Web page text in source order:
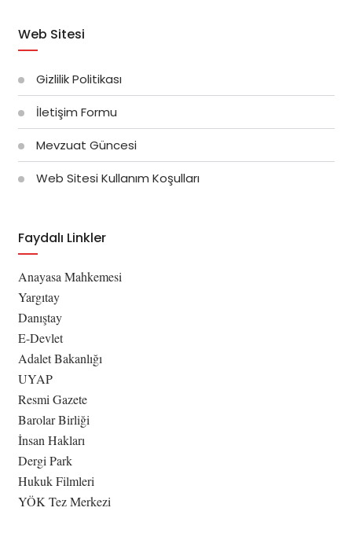
Web Sitesi
Gizlilik Politikası
İletişim Formu
Mevzuat Güncesi
Web Sitesi Kullanım Koşulları
Faydalı Linkler
Anayasa Mahkemesi
Yargıtay
Danıştay
E-Devlet
Adalet Bakanlığı
UYAP
Resmi Gazete
Barolar Birliği
İnsan Hakları
Dergi Park
Hukuk Filmleri
YÖK Tez Merkezi